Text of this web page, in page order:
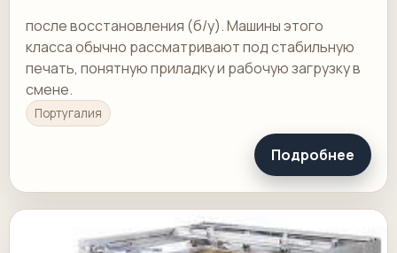
после восстановления (б/у). Машины этого
класса обычно рассматривают под стабильную
печать, понятную приладку и рабочую загрузку в
смене.
Португалия
Подробнее